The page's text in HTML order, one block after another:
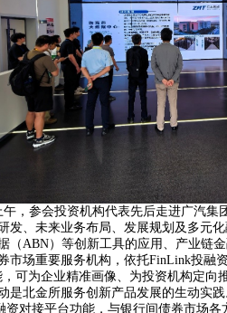
午，参会投资机构代表先后走进广汽
发、未来业务布局、发展规划及多元
（ABN）等创新工具的应用、产业链
市场重要服务机构，依托FinLink投融
可为企业精准画像、为投资机构定
是北金所服务创新产品发展的生动实
资对接平台功能，与银行间债券市场